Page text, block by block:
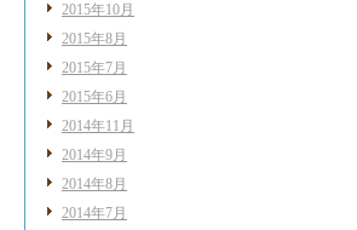
2015年10月
2015年8月
2015年7月
2015年6月
2014年11月
2014年9月
2014年8月
2014年7月